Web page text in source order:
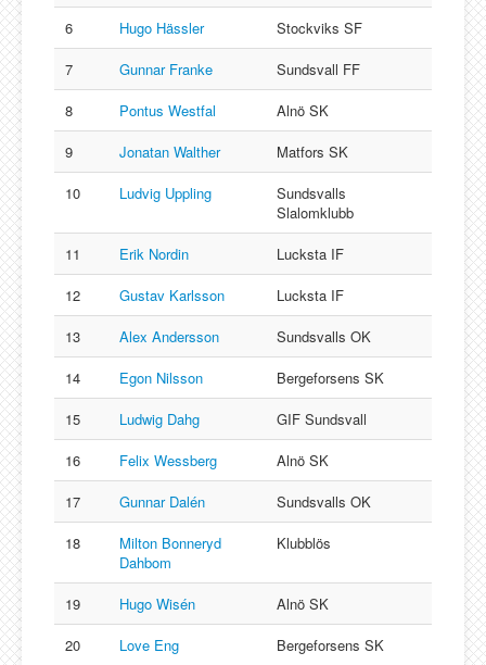
6
Hugo Hässler
Stockviks SF
7
Gunnar Franke
Sundsvall FF
8
Pontus Westfal
Alnö SK
9
Jonatan Walther
Matfors SK
10
Ludvig Uppling
Sundsvalls
Slalomklubb
11
Erik Nordin
Lucksta IF
12
Gustav Karlsson
Lucksta IF
13
Alex Andersson
Sundsvalls OK
14
Egon Nilsson
Bergeforsens SK
15
Ludwig Dahg
GIF Sundsvall
16
Felix Wessberg
Alnö SK
17
Gunnar Dalén
Sundsvalls OK
18
Milton Bonneryd
Dahbom
Klubblös
19 Hugo Wisén
Alnö SK
20
Love Eng Bergeforsens SK